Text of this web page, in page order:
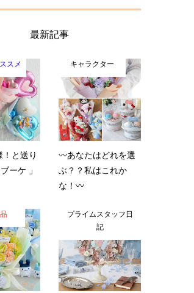
最新記事
スメ
！と送り
ーケ 」
キャラクター
〰️あなたはどれを選
ぶ？？私はこれか
な！〰️
プライムスタッフ日
記